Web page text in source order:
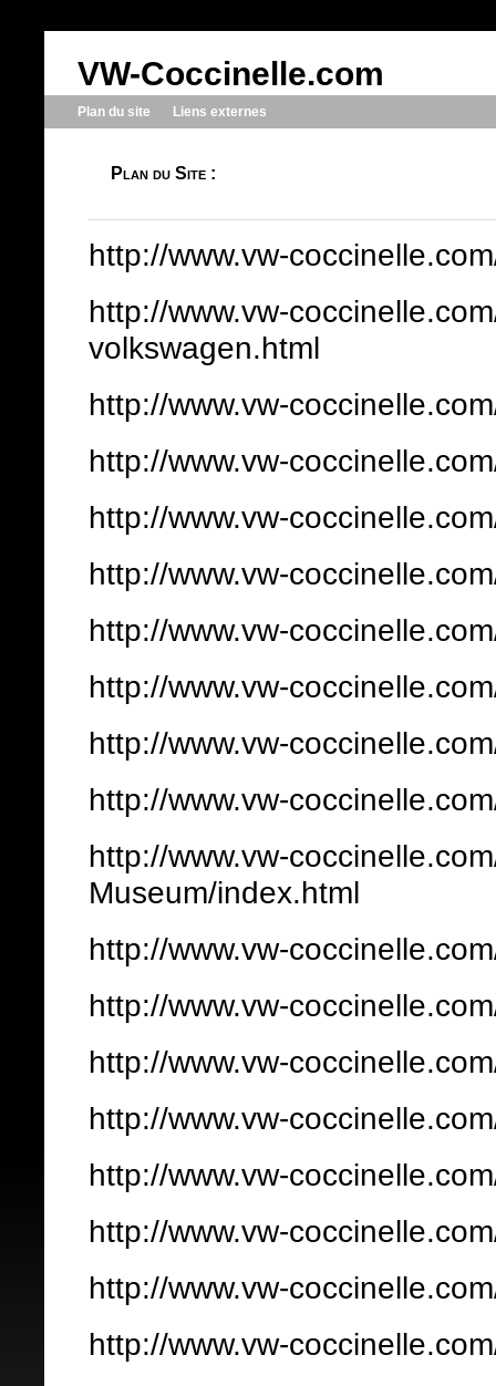
VW-Coccinelle.com
Plan du site Liens externes
Plan du Site :
http://www.vw-
http://www.vw-
volkswagen.html
http://www.vw-
http://www.vw-
http://www.vw-
http://www.vw-
http://www.vw-
http://www.vw-
http://www.vw-
http://www.vw-
http://www.vw-
Museum/index.html
http://www.vw-
http://www.vw-
http://www.vw-
http://www.vw-
http://www.vw-
http://www.vw-
http://www.vw-
http://www.vw-